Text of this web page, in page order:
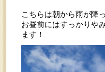
こちらは朝から雨が降
お昼前にはすっかりや
ます！